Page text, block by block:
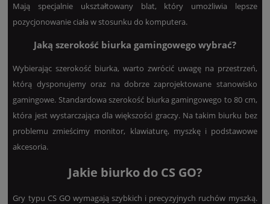
Mają specjalnie ukształtowany blat, który umożliwia lepsze
pozycjonowanie ciała w stosunku do komputera.
Jaką szerokość biurka gamingowego wybrać?
Wybierając szerokość biurka, warto zwrócić uwagę na przestrzeń,
którą dysponujemy oraz na dobrze zaprojektowane stanowisko
gamingowe. Standardowa szerokość biurka gamingowego to 80 cm,
która jest wystarczająca dla większości graczy. Na takim biurku bez
problemu zmieścimy monitor, klawiaturę, myszkę i podstawowe
akcesoria.
Jakie biurko do CS GO?
Gry typu CS GO wymagają szybkich i precyzyjnych ruchów myszką.